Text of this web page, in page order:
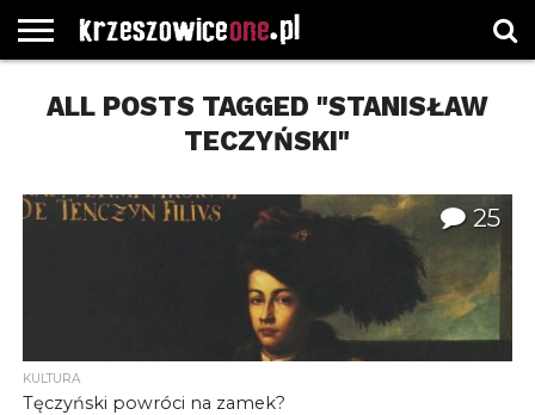
GŁÓWNA
WYBORY
SAMORZĄDOWE
WYBIERZ
KATEGORIE
ROZKŁADY
JAZDY
GREGORCZYK
WATCH
KONTAKT
ALL POSTS TAGGED "STANISŁAW
TECZYŃSKI"
25
KULTURA
Tęczyński powróci na zamek?